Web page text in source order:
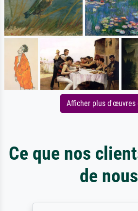
Afficher plus d'œuvres
Ce que nos
de nous